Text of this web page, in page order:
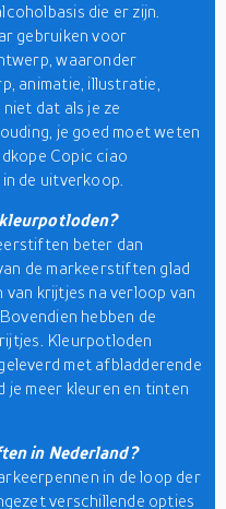
die er zijn.
gebruiken voor
waaronder
animatie, illustratie,
dat als je ze
je goed moet weten
Copic ciao
de uitverkoop.
beter dan
de markeerstiften glad
krijtjes na verloop van
hebben de
Kleurpotloden
met afbladderende
je meer kleuren en tinten
in Nederland?
in de loop der
verschillende opties